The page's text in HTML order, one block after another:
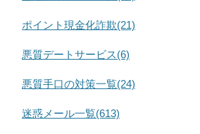
ポイント現金化詐欺(21)
悪質デートサービス(6)
悪質手口の対策一覧(24)
迷惑メール一覧(613)